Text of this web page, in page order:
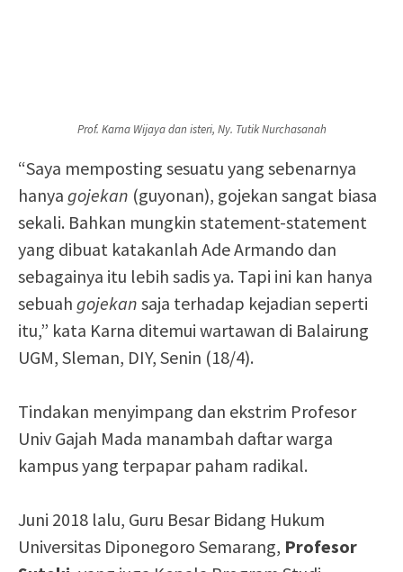
Prof. Karna Wijaya dan isteri, Ny. Tutik Nurchasanah
“Saya memposting sesuatu yang sebenarnya
hanya gojekan (guyonan), gojekan sangat biasa
sekali. Bahkan mungkin statement-statement
yang dibuat katakanlah Ade Armando dan
sebagainya itu lebih sadis ya. Tapi ini kan hanya
sebuah gojekan saja terhadap kejadian seperti
itu,” kata Karna ditemui wartawan di Balairung
UGM, Sleman, DIY, Senin (18/4).
Tindakan menyimpang dan ekstrim Profesor
Univ Gajah Mada manambah daftar warga
kampus yang terpapar paham radikal.
Juni 2018 lalu, Guru Besar Bidang Hukum
Universitas Diponegoro Semarang, Profesor